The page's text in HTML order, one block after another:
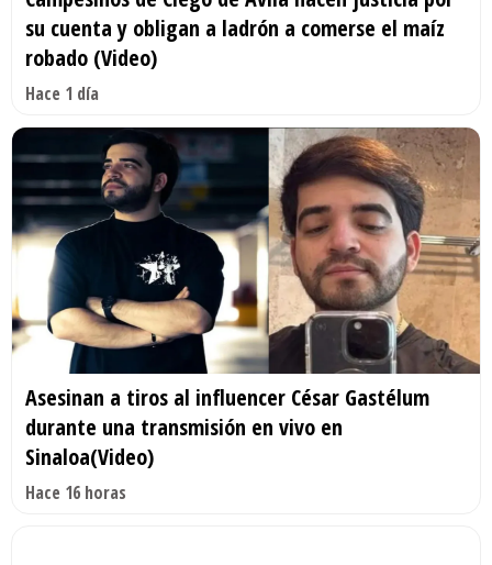
su cuenta y obligan a ladrón a comerse el maíz
robado (Video)
Hace 1 día
Asesinan a tiros al influencer César Gastélum
durante una transmisión en vivo en
Sinaloa(Video)
Hace 16 horas